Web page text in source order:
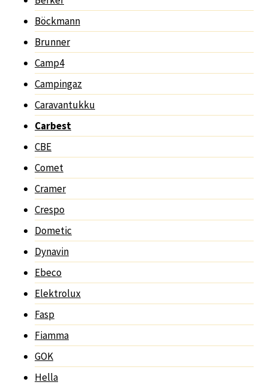
Böckmann
Brunner
Camp4
Campingaz
Caravantukku
Carbest
CBE
Comet
Cramer
Crespo
Dometic
Dynavin
Ebeco
Elektrolux
Fasp
Fiamma
GOK
Hella